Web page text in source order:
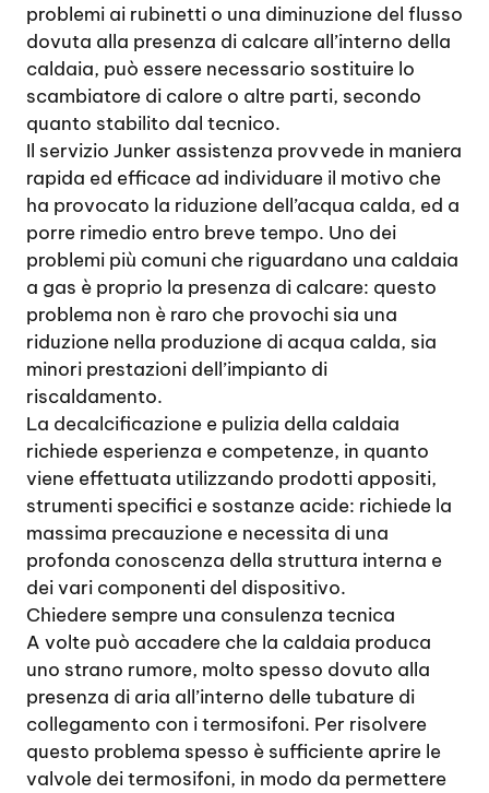
problemi ai rubinetti o una diminuzione del flusso
dovuta alla presenza di calcare all’interno della
caldaia, può essere necessario sostituire lo
scambiatore di calore o altre parti, secondo
quanto stabilito dal tecnico.
Il servizio Junker assistenza provvede in maniera
rapida ed efficace ad individuare il motivo che
ha provocato la riduzione dell’acqua calda, ed a
porre rimedio entro breve tempo. Uno dei
problemi più comuni che riguardano una caldaia
a gas è proprio la presenza di calcare: questo
problema non è raro che provochi sia una
riduzione nella produzione di acqua calda, sia
minori prestazioni dell’impianto di
riscaldamento.
La decalcificazione e pulizia della caldaia
richiede esperienza e competenze, in quanto
viene effettuata utilizzando prodotti appositi,
strumenti specifici e sostanze acide: richiede la
massima precauzione e necessita di una
profonda conoscenza della struttura interna e
dei vari componenti del dispositivo.
Chiedere sempre una consulenza tecnica
A volte può accadere che la caldaia produca
uno strano rumore, molto spesso dovuto alla
presenza di aria all’interno delle tubature di
collegamento con i termosifoni. Per risolvere
questo problema spesso è sufficiente aprire le
valvole dei termosifoni, in modo da permettere